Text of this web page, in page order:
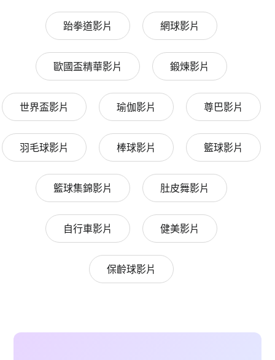
跆拳道影片 網球影片
歐國盃精華影片 鍛煉影片
世界盃影片 瑜伽影片 尊巴影片
羽毛球影片 棒球影片 籃球影片
籃球集錦影片 肚皮舞影片
自行車影片 健美影片
保齡球影片